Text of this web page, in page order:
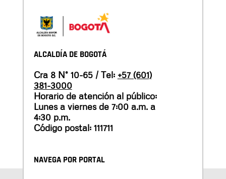
ALCALDÍA DE BOGOTÁ
Cra 8 N° 10-65 / Tel: +57 (601)
381-3000
Horario de atención al público:
Lunes a viernes de 7:00 a.m. a
4:30 p.m.
Código postal: 111711
NAVEGA POR PORTAL